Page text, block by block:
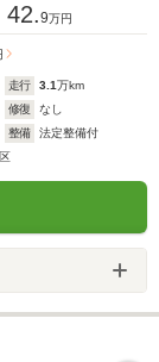
42.9万円
走行 3.1万km
修復
なし
整備
法定整備付